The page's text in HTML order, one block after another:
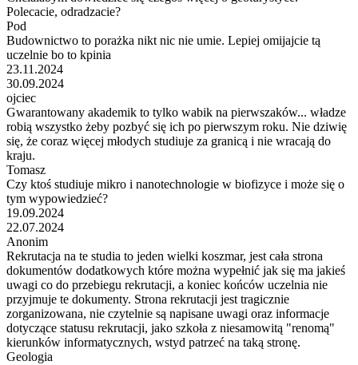
Polecacie, odradzacie?
Pod
Budownictwo to porażka nikt nic nie umie. Lepiej omijajcie tą
uczelnie bo to kpinia
23.11.2024
30.09.2024
ojciec
Gwarantowany akademik to tylko wabik na pierwszaków... władze
robią wszystko żeby pozbyć się ich po pierwszym roku. Nie dziwię
się, że coraz więcej młodych studiuje za granicą i nie wracają do
kraju.
Tomasz
Czy ktoś studiuje mikro i nanotechnologie w biofizyce i może się o
tym wypowiedzieć?
19.09.2024
22.07.2024
Anonim
Rekrutacja na te studia to jeden wielki koszmar, jest cała strona
dokumentów dodatkowych które można wypełnić jak się ma jakieś
uwagi co do przebiegu rekrutacji, a koniec końców uczelnia nie
przyjmuje te dokumenty. Strona rekrutacji jest tragicznie
zorganizowana, nie czytelnie są napisane uwagi oraz informacje
dotyczące statusu rekrutacji, jako szkoła z niesamowitą "renomą"
kierunków informatycznych, wstyd patrzeć na taką stronę.
Geologia